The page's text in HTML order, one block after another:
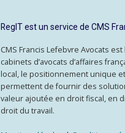
RegIT est un service de CMS
CMS Francis Lefebvre Avocats
cabinets d’avocats d’affaires
local, le positionnement unique
permettent de fournir des
valeur ajoutée en droit fiscal, en
droit du travail.